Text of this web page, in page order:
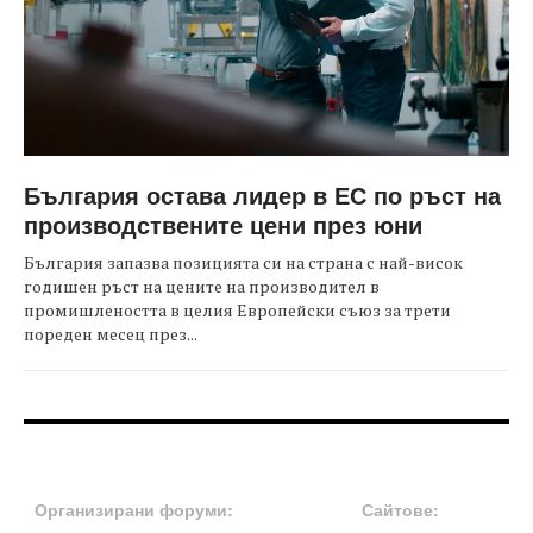
България остава лидер в ЕС по ръст на
производствените цени през юни
България запазва позицията си на страна с най-висок
годишен ръст на цените на производител в
промишлеността в целия Европейски съюз за трети
пореден месец през...
Организирани форуми: Сайтове: